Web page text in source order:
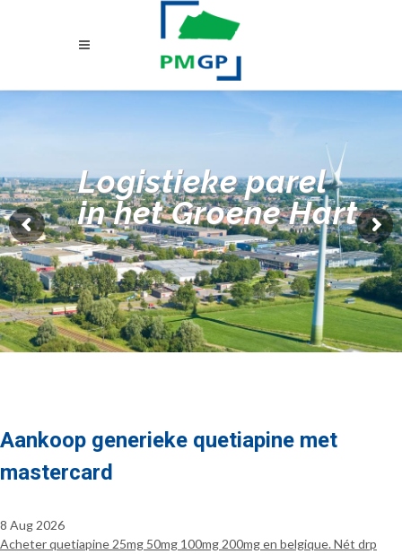
Logistieke parel
in het Groene Hart
Aankoop generieke quetiapine met
mastercard
8 Aug 2026
Acheter quetiapine 25mg 50mg 100mg 200mg en belgique. Nét drp